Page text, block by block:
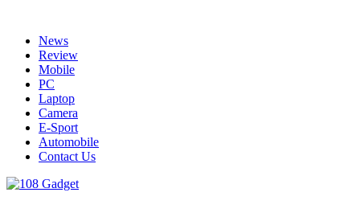
contentNews
Review
Mobile
PC
Laptop
Camera
E-Sport
Automobile
Contact Us